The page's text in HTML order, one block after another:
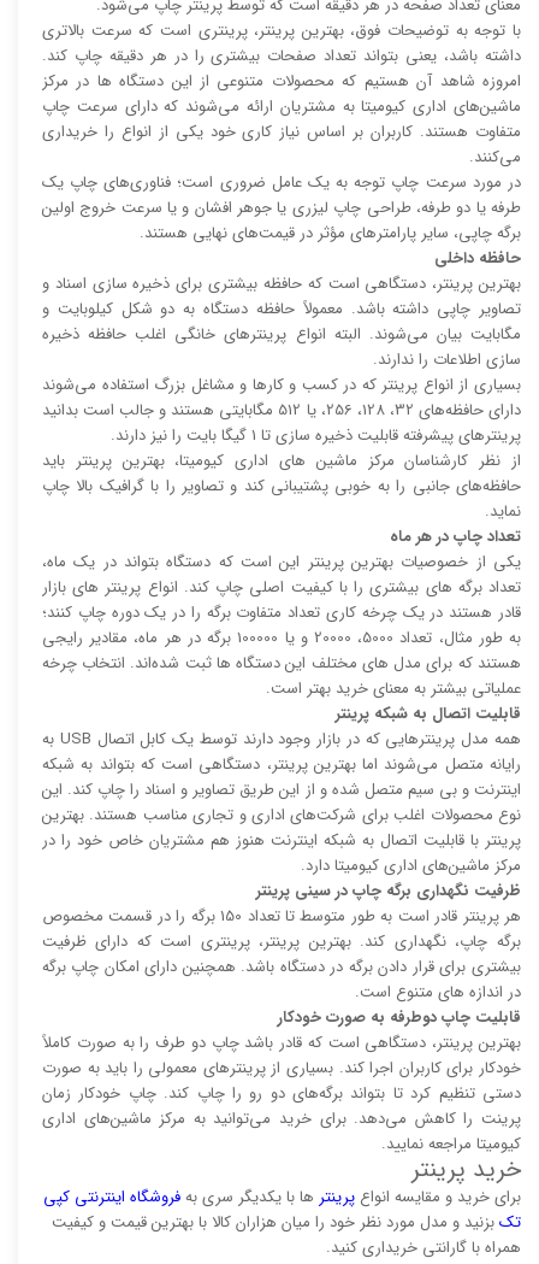
معنای تعداد صفحه در هر دقیقه است که توسط پرینتر چاپ می‌شود.
با توجه به توضیحات فوق، بهترین پرینتر، پرینتری است که سرعت بالا‌‌تری
داشته باشد، یعنی بتواند تعداد صفحات بیشتری را در هر دقیقه چاپ کند.
امروزه شاهد آن هستیم که محصولات متنوعی از این دستگاه ها در مرکز
ماشین‌های اداری کیومیتا به مشتریان ارائه می‌شوند که دارای سرعت چاپ
متفاوت هستند. کاربران بر اساس نیاز کاری خود یکی از انواع را خریداری
می‌کنند.
در مورد سرعت چاپ توجه به یک عامل ضروری است؛ فناوری‌های چاپ یک
طرفه یا دو طرفه، طراحی چاپ لیزری یا جوهر افشان و یا سرعت خروج اولین
برگه چاپی، سایر پارامتر‌های مؤثر در قیمت‌های نهایی هستند.
حافظه داخلی
بهترین پرینتر، دستگاهی است که حافظه بیشتری برای ذخیره سازی اسناد و
تصاویر چاپی داشته باشد. معمولاً حافظه دستگاه به دو شکل کیلوبایت و
مگابایت بیان می‌شوند. البته انواع پرینتر‌های خانگی اغلب حافظه ذخیره
سازی اطلاعات را ندارند.
بسیاری از انواع پرینتر که در کسب و کار‌ها و مشاغل بزرگ استفاده می‌شوند
دارای حافظه‌های 32، 128، 256، یا 512 مگابایتی هستند و جالب است بدانید
پرینتر‌های پیشرفته قابلیت ذخیره سازی تا 1 گیگا بایت را نیز دارند.
از نظر کارشناسان مرکز ماشین های اداری کیومیتا، بهترین پرینتر باید
حافظه‌های جانبی را به خوبی پشتیبانی کند و تصاویر را با گرافیک بالا چاپ
نماید.
تعداد چاپ در هر ماه
یکی از خصوصیات بهترین پرینتر این است که دستگاه بتواند در یک ماه،
تعداد برگه های بیشتری را با کیفیت اصلی چاپ کند. انواع پرینتر های بازار
قادر هستند در یک چرخه کاری تعداد متفاوت برگه را در یک دوره چاپ کنند؛
به طور مثال، تعداد 5000، 20000 و یا 100000 برگه در هر ماه، مقادیر رایجی
هستند که برای مدل های مختلف این دستگاه ها ثبت شده‌اند. انتخاب چرخه
عملیاتی بیشتر به معنای خرید بهتر است.
قابلیت اتصال به شبکه پرینتر
همه مدل پرینتر‌هایی که در بازار وجود دارند توسط یک کابل اتصال USB به
رایانه متصل می‌شوند اما بهترین پرینتر، دستگاهی است که بتواند به شبکه
اینترنت و بی سیم متصل شده و از این طریق تصاویر و اسناد را چاپ کند. این
نوع محصولات اغلب برای شرکت‌های اداری و تجاری مناسب هستند. بهترین
پرینتر با قابلیت اتصال به شبکه اینترنت هنوز هم مشتریان خاص خود را در
مرکز ماشین‌های اداری کیومیتا دارد.
ظرفیت نگهداری برگه چاپ در سینی پرینتر
هر پرینتر قادر است به طور متوسط تا تعداد 150 برگه را در قسمت مخصوص
برگه چاپ، نگهداری کند. بهترین پرینتر، پرینتری است که دارای ظرفیت
بیشتری برای قرار دادن برگه در دستگاه باشد. همچنین دارای امکان چاپ برگه
در اندازه های متنوع است.
قابلیت چاپ دوطرفه به صورت خودکار
بهترین پرینتر، دستگاهی است که قادر باشد چاپ دو طرف را به صورت کاملاً
خودکار برای کاربران اجرا کند. بسیاری از پرینتر‌های معمولی را باید به صورت
دستی تنظیم کرد تا بتواند برگه‌های دو رو را چاپ کند. چاپ خودکار زمان
پرینت را کاهش می‌دهد. برای خرید می‌توانید به مرکز ماشین‌های اداری
کیومیتا مراجعه نمایید.
خرید پرینتر
برای خرید و مقایسه انواع پرینتر‌ ها با یکدیگر سری بهفروشگاه اینترنتی کپی
تکبزنید و مدل مورد نظر خود را میان هزاران کالا با بهترین قیمت و کیفیت
همراه با گارانتی خریداری کنید.